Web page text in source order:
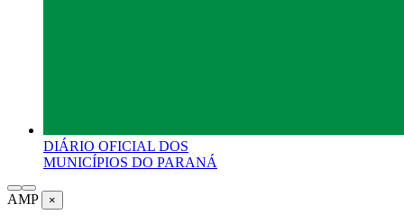
DIÁRIO OFICIAL DOS
MUNICÍPIOS DO PARANÁ
AMP ×